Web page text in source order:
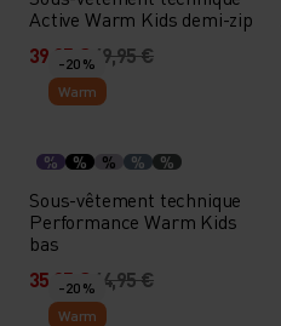
Active Warm Kids demi-zip
39,95 €49,95 €
-20 %
Warm
% % % % %
Sous-vêtement technique
Performance Warm Kids
bas
35,95 €44,95 €
-20 %
Warm